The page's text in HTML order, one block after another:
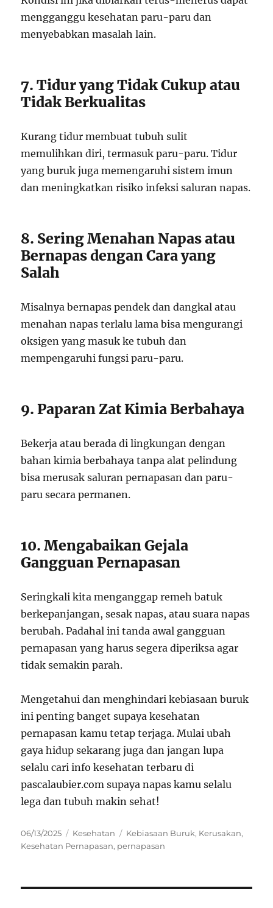
mengganggu kesehatan paru-paru dan
menyebabkan masalah lain.
7. Tidur yang Tidak Cukup atau
Tidak Berkualitas
Kurang tidur membuat tubuh sulit
memulihkan diri, termasuk paru-paru. Tidur
yang buruk juga memengaruhi sistem imun
dan meningkatkan risiko infeksi saluran napas.
8. Sering Menahan Napas atau
Bernapas dengan Cara yang
Salah
Misalnya bernapas pendek dan dangkal atau
menahan napas terlalu lama bisa mengurangi
oksigen yang masuk ke tubuh dan
mempengaruhi fungsi paru-paru.
9. Paparan Zat Kimia Berbahaya
Bekerja atau berada di lingkungan dengan
bahan kimia berbahaya tanpa alat pelindung
bisa merusak saluran pernapasan dan paru-
paru secara permanen.
10. Mengabaikan Gejala
Gangguan Pernapasan
Seringkali kita menganggap remeh batuk
berkepanjangan, sesak napas, atau suara napas
berubah. Padahal ini tanda awal gangguan
pernapasan yang harus segera diperiksa agar
tidak semakin parah.
Mengetahui dan menghindari kebiasaan buruk
ini penting banget supaya kesehatan
pernapasan kamu tetap terjaga. Mulai ubah
gaya hidup sekarang juga dan jangan lupa
selalu cari info kesehatan terbaru di
pascalaubier.com supaya napas kamu selalu
lega dan tubuh makin sehat!
Posted
on
06/13/2025 Categories
Kesehatan Tags
Kebiasaan Buruk, Kerusakan,
Kesehatan Pernapasan, pernapasan